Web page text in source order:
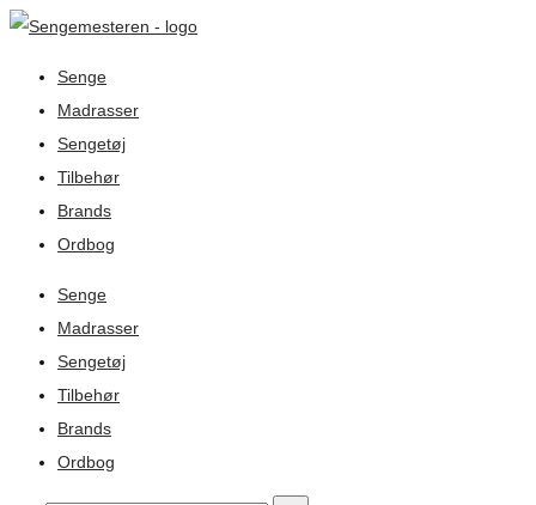
Senge
Madrasser
Sengetøj
Tilbehør
Brands
Ordbog
Senge
Madrasser
Sengetøj
Tilbehør
Brands
Ordbog